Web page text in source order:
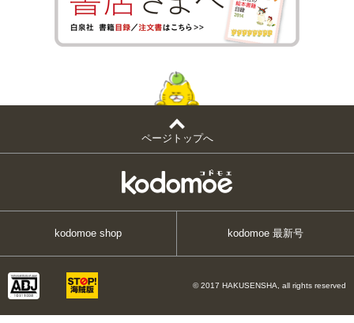
ページトップへ
kodomoe shop kodomoe 最新号
© 2017 HAKUSENSHA, all rights reserved